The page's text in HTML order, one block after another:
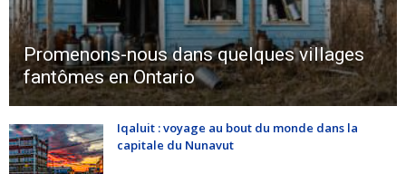
Promenons-nous dans quelques villages
fantômes en Ontario
Iqaluit : voyage au bout du monde dans la
capitale du Nunavut